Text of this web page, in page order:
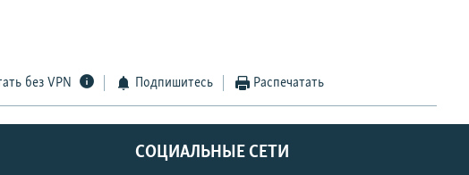
без VPN Подпишитесь Распечатать
СОЦИАЛЬНЫЕ СЕТИ